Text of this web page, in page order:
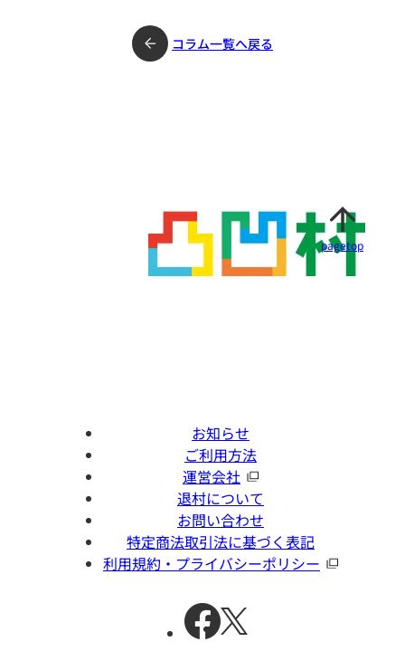
コラム一覧へ戻る
pagetop
お知らせ
ご利用方法
運営会社
退村について
お問い合わせ
特定商法取引法に基づく表記
利用規約・プライバシーポリシー